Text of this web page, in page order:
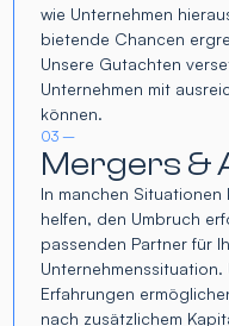
wie Unternehmen
bietende Chancen
Unsere Gutachten
Unternehmen mit
können.
03 –
Mergers &
In manchen
helfen, den Umbruch
passenden Partner für
Erfahrungen
nach zusätzlichem